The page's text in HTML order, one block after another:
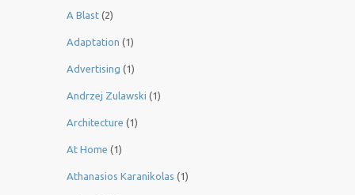
A Blast (2)
Adaptation (1)
Advertising (1)
Andrzej Zulawski (1)
Architecture (1)
At Home (1)
Athanasios Karanikolas (1)